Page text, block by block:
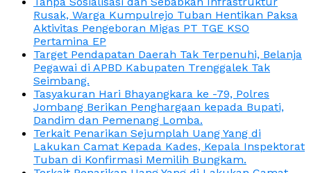
Rusak, Warga Kumpulrejo Tuban Hentikan Paksa
Aktivitas Pengeboran Migas PT TGE KSO
Pertamina EP
Target Pendapatan Daerah Tak Terpenuhi, Belanja
Pegawai di APBD Kabupaten Trenggalek Tak
Seimbang.
Tasyakuran Hari Bhayangkara ke -79, Polres
Jombang Berikan Penghargaan kepada Bupati,
Dandim dan Pemenang Lomba.
Terkait Penarikan Sejumplah Uang Yang di
Lakukan Camat Kepada Kades, Kepala Inspektorat
Tuban di Konfirmasi Memilih Bungkam.